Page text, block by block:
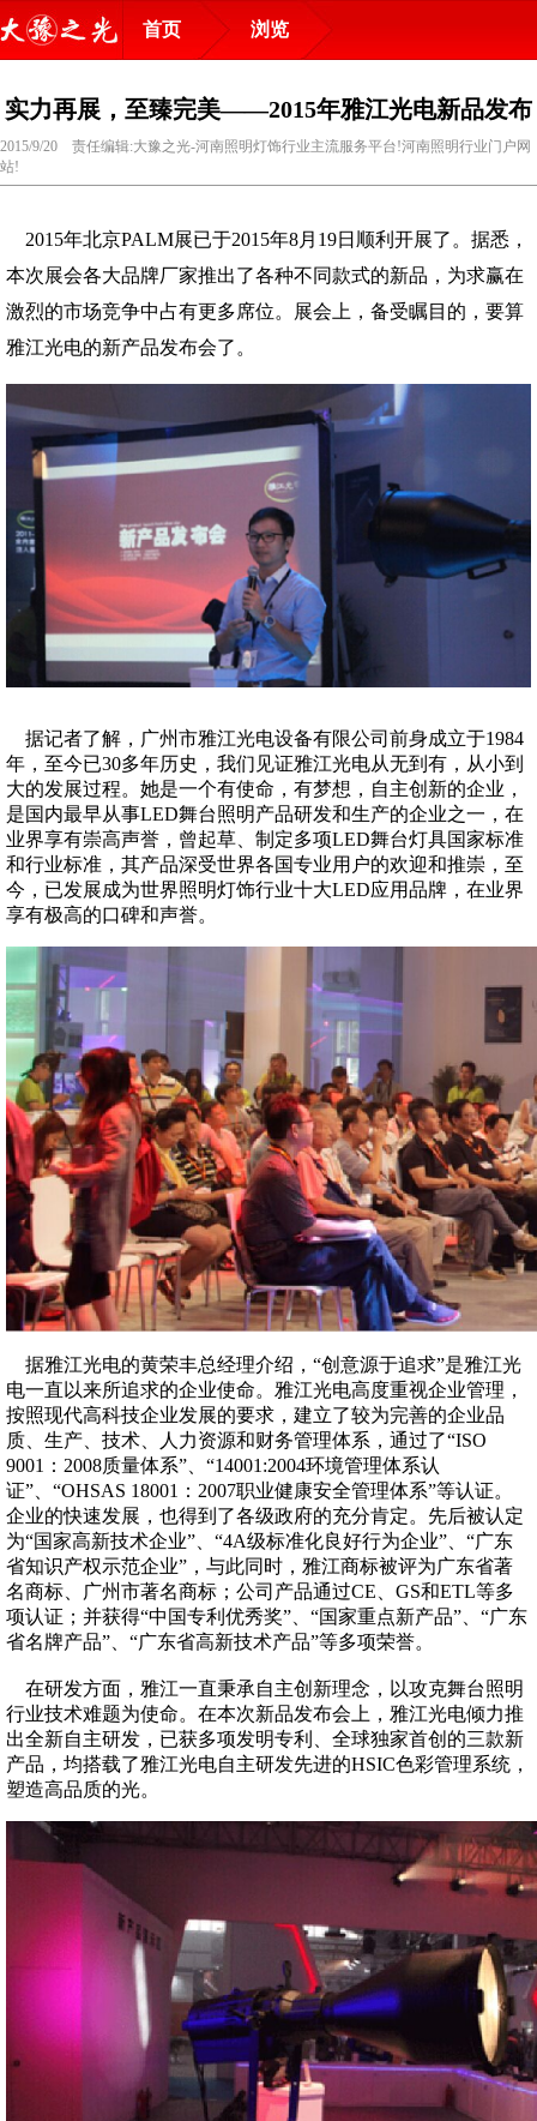
首页 浏览
实力再展，至臻完美——2015年雅江光电新品发布
2015/9/20 责任编辑:大豫之光-河南照明灯饰行业主流服务平台!河南照明行业门户网
站!
2015年北京PALM展已于2015年8月19日顺利开展了。据悉，
本次展会各大品牌厂家推出了各种不同款式的新品，为求赢在
激烈的市场竞争中占有更多席位。展会上，备受瞩目的，要算
雅江光电的新产品发布会了。
据记者了解，广州市雅江光电设备有限公司前身成立于1984
年，至今已30多年历史，我们见证雅江光电从无到有，从小到
大的发展过程。她是一个有使命，有梦想，自主创新的企业，
是国内最早从事LED舞台照明产品研发和生产的企业之一，在
业界享有崇高声誉，曾起草、制定多项LED舞台灯具国家标准
和行业标准，其产品深受世界各国专业用户的欢迎和推崇，至
今，已发展成为世界照明灯饰行业十大LED应用品牌，在业界
享有极高的口碑和声誉。
据雅江光电的黄荣丰总经理介绍，“创意源于追求”是雅江光
电一直以来所追求的企业使命。雅江光电高度重视企业管理，
按照现代高科技企业发展的要求，建立了较为完善的企业品
质、生产、技术、人力资源和财务管理体系，通过了“ISO
9001：2008质量体系”、“14001:2004环境管理体系认
证”、“OHSAS 18001：2007职业健康安全管理体系”等认证。
企业的快速发展，也得到了各级政府的充分肯定。先后被认定
为“国家高新技术企业”、“4A级标准化良好行为企业”、“广东
省知识产权示范企业”，与此同时，雅江商标被评为广东省著
名商标、广州市著名商标；公司产品通过CE、GS和ETL等多
项认证；并获得“中国专利优秀奖”、“国家重点新产品”、“广东
省名牌产品”、“广东省高新技术产品”等多项荣誉。
在研发方面，雅江一直秉承自主创新理念，以攻克舞台照明
行业技术难题为使命。在本次新品发布会上，雅江光电倾力推
出全新自主研发，已获多项发明专利、全球独家首创的三款新
产品，均搭载了雅江光电自主研发先进的HSIC色彩管理系统，
塑造高品质的光。